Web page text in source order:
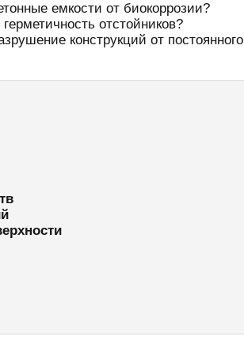
емкости от биокоррозии?
отстойников?
конструкций от постоянного